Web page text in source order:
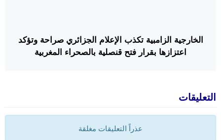
الخارجية الزامبية تكذب الإعلام الجزائري صراحة وتؤكد
اعتزازها بقرار فتح قنصلية بالصحراء المغربية
التعليقات
عذراً التعليقات مغلقة